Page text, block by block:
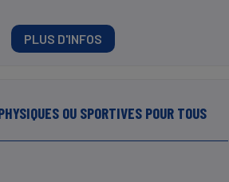
PLUS D'INFOS
OU SPORTIVES POUR TOUS